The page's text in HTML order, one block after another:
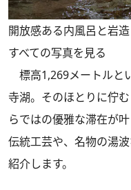
開放感ある内風呂と岩
すべての写真を見る
標高1,269メートルと
寺湖。そのほとりに佇
らではの優雅な滞在が
伝統工芸や、名物の湯
紹介します。